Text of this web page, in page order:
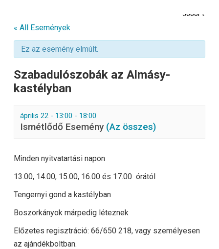
« All Események
Ez az esemény elmúlt.
Szabadulószobák az Almásy-
kastélyban
április 22 - 13:00 - 18:00
Ismétlődő Esemény (Az összes)
3000Ft
Minden nyitvatartási napon
13.00, 14.00, 15.00, 16.00 és 17.00 órától
Tengernyi gond a kastélyban
Boszorkányok márpedig léteznek
Előzetes regisztráció: 66/650 218, vagy személyesen
az ajándékboltban.